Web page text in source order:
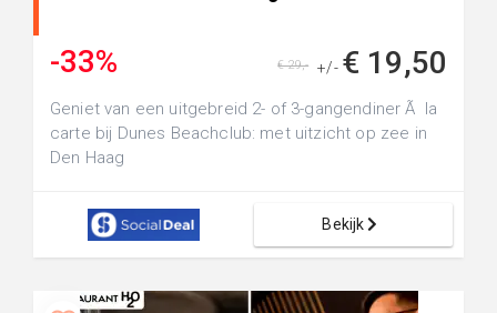
-33% +/- € 19,50
€ 29,-
Geniet van een uitgebreid 2- of 3-gangendiner Ã la
carte bij Dunes Beachclub: met uitzicht op zee in
Den Haag
Bekijk